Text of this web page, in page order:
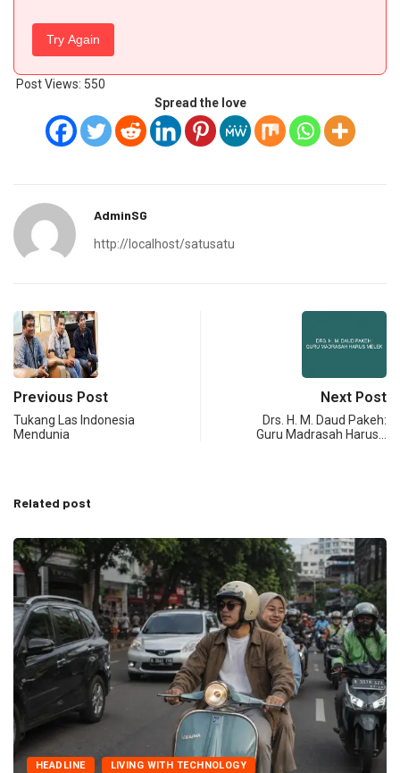
Try Again
Post Views: 550
Spread the love
AdminSG
http://localhost/satusatu
Previous Post
Tukang Las Indonesia
Mendunia
Next Post
Drs. H. M. Daud Pakeh:
Guru Madrasah Harus…
Related post
HEADLINE LIVING WITH TECHNOLOGY